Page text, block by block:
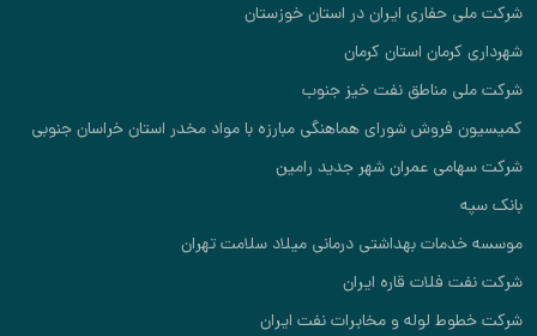
شرکت ملی حفاری ایران در استان خوزستان
شهرداری کرمان استان کرمان
شرکت ملی مناطق نفت خیز جنوب
کمیسیون فروش شورای هماهنگی مبارزه با مواد مخدر استان خراسان جنوبی
شرکت سهامی عمران شهر جدید رامین
بانک سپه
موسسه خدمات بهداشتی درمانی میلاد سلامت تهران
شرکت نفت فلات قاره ایران
شرکت خطوط لوله و مخابرات نفت ایران